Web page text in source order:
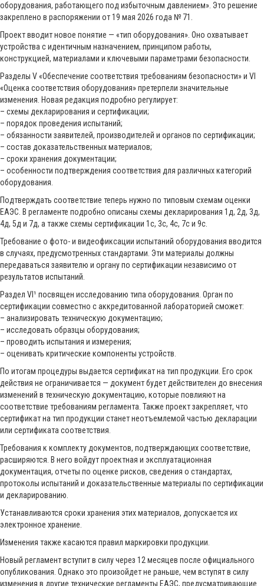
оборудования, работающего под избыточным давлением». Это решение
закреплено в распоряжении от 19 мая 2026 года № 71.
Проект вводит новое понятие — «тип оборудования». Оно охватывает
устройства с идентичным назначением, принципом работы,
конструкцией, материалами и ключевыми параметрами безопасности.
Разделы V «Обеспечение соответствия требованиям безопасности» и VI
«Оценка соответствия оборудования» претерпели значительные
изменения. Новая редакция подробно регулирует:
– схемы декларирования и сертификации;
– порядок проведения испытаний;
– обязанности заявителей, производителей и органов по сертификации;
– состав доказательственных материалов;
– сроки хранения документации;
– особенности подтверждения соответствия для различных категорий
оборудования.
Подтверждать соответствие теперь нужно по типовым схемам оценки
ЕАЭС. В регламенте подробно описаны схемы декларирования 1д, 2д, 3д,
4д, 5д и 7д, а также схемы сертификации 1с, 3с, 4с, 7с и 9с.
Требование о фото- и видеофиксации испытаний оборудования вводится
в случаях, предусмотренных стандартами. Эти материалы должны
передаваться заявителю и органу по сертификации независимо от
результатов испытаний.
Раздел VI¹ посвящен исследованию типа оборудования. Орган по
сертификации совместно с аккредитованной лабораторией сможет:
– анализировать техническую документацию;
– исследовать образцы оборудования;
– проводить испытания и измерения;
– оценивать критические компоненты устройств.
По итогам процедуры выдается сертификат на тип продукции. Его срок
действия не ограничивается — документ будет действителен до внесения
изменений в техническую документацию, которые повлияют на
соответствие требованиям регламента. Также проект закрепляет, что
сертификат на тип продукции станет неотъемлемой частью декларации
или сертификата соответствия.
Требования к комплекту документов, подтверждающих соответствие,
расширяются. В него войдут проектная и эксплуатационная
документация, отчеты по оценке рисков, сведения о стандартах,
протоколы испытаний и доказательственные материалы по сертификации
и декларированию.
Устанавливаются сроки хранения этих материалов, допускается их
электронное хранение.
Изменения также касаются правил маркировки продукции.
Новый регламент вступит в силу через 12 месяцев после официального
опубликования. Однако это произойдет не раньше, чем вступят в силу
изменения в другие технические регламенты ЕАЭС, предусматривающие